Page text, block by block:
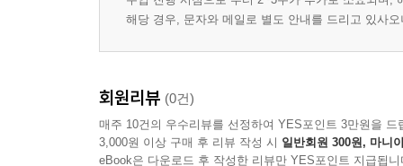
해당 경우, 문자와 메일로 별도 안내를 드리고 있사
회원리뷰 (0건)
매주 10건의 우수리뷰를 선정하여 YES포인트 3만원을 드
3,000원 이상 구매 후 리뷰 작성 시 일반회원 300원, 마니
eBook은 다운로드 후 작성한 리뷰만 YES포인트 지급됩니